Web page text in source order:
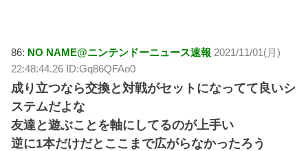
86: NO NAME@ニンテンドーニュース速報 2021/11/01(月)
22:48:44.26 ID:Gq86QFAo0
成り立つなら交換と対戦がセットになってて良いシ
ステムだよな
友達と遊ぶことを軸にしてるのが上手い
逆に1本だけだとここまで広がらなかったろう